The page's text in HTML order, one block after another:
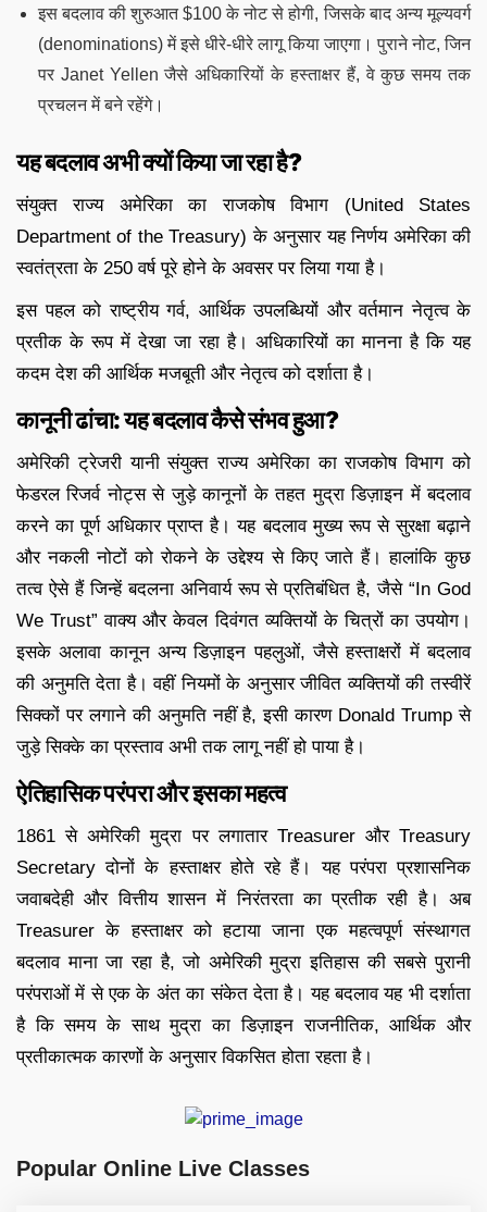
इस बदलाव की शुरुआत $100 के नोट से होगी, जिसके बाद अन्य मूल्यवर्ग
(denominations) में इसे धीरे-धीरे लागू किया जाएगा। पुराने नोट, जिन
पर Janet Yellen जैसे अधिकारियों के हस्ताक्षर हैं, वे कुछ समय तक
प्रचलन में बने रहेंगे।
यह बदलाव अभी क्यों किया जा रहा है?
संयुक्त राज्य अमेरिका का राजकोष विभाग (United States
Department of the Treasury) के अनुसार यह निर्णय अमेरिका की
स्वतंत्रता के 250 वर्ष पूरे होने के अवसर पर लिया गया है।
इस पहल को राष्ट्रीय गर्व, आर्थिक उपलब्धियों और वर्तमान नेतृत्व के
प्रतीक के रूप में देखा जा रहा है। अधिकारियों का मानना है कि यह
कदम देश की आर्थिक मजबूती और नेतृत्व को दर्शाता है।
कानूनी ढांचा: यह बदलाव कैसे संभव हुआ?
अमेरिकी ट्रेजरी यानी संयुक्त राज्य अमेरिका का राजकोष विभाग को
फेडरल रिजर्व नोट्स से जुड़े कानूनों के तहत मुद्रा डिज़ाइन में बदलाव
करने का पूर्ण अधिकार प्राप्त है। यह बदलाव मुख्य रूप से सुरक्षा बढ़ाने
और नकली नोटों को रोकने के उद्देश्य से किए जाते हैं। हालांकि कुछ
तत्व ऐसे हैं जिन्हें बदलना अनिवार्य रूप से प्रतिबंधित है, जैसे “In God
We Trust” वाक्य और केवल दिवंगत व्यक्तियों के चित्रों का उपयोग।
इसके अलावा कानून अन्य डिज़ाइन पहलुओं, जैसे हस्ताक्षरों में बदलाव
की अनुमति देता है। वहीं नियमों के अनुसार जीवित व्यक्तियों की तस्वीरें
सिक्कों पर लगाने की अनुमति नहीं है, इसी कारण Donald Trump से
जुड़े सिक्के का प्रस्ताव अभी तक लागू नहीं हो पाया है।
ऐतिहासिक परंपरा और इसका महत्व
1861 से अमेरिकी मुद्रा पर लगातार Treasurer और Treasury
Secretary दोनों के हस्ताक्षर होते रहे हैं। यह परंपरा प्रशासनिक
जवाबदेही और वित्तीय शासन में निरंतरता का प्रतीक रही है। अब
Treasurer के हस्ताक्षर को हटाया जाना एक महत्वपूर्ण संस्थागत
बदलाव माना जा रहा है, जो अमेरिकी मुद्रा इतिहास की सबसे पुरानी
परंपराओं में से एक के अंत का संकेत देता है। यह बदलाव यह भी दर्शाता
है कि समय के साथ मुद्रा का डिज़ाइन राजनीतिक, आर्थिक और
प्रतीकात्मक कारणों के अनुसार विकसित होता रहता है।
Popular Online Live Classes